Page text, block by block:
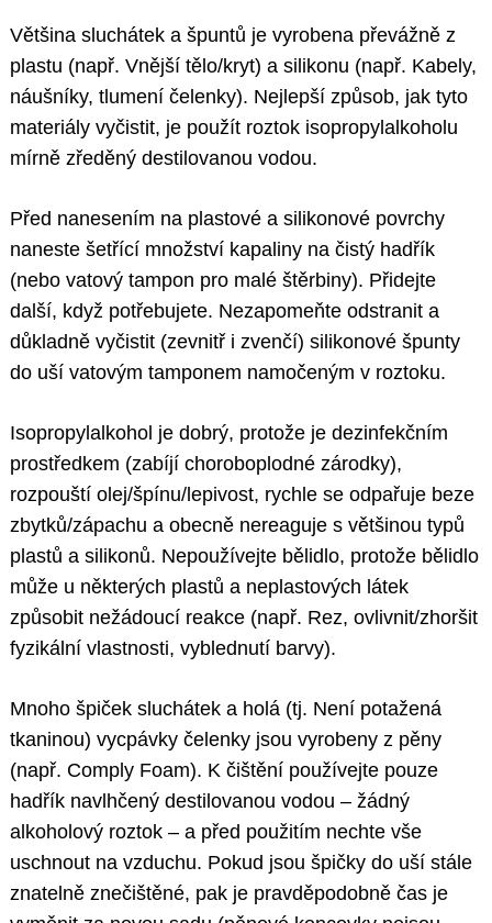
Většina sluchátek a špuntů je vyrobena převážně z
plastu (např. Vnější tělo/kryt) a silikonu (např. Kabely,
náušníky, tlumení čelenky). Nejlepší způsob, jak tyto
materiály vyčistit, je použít roztok isopropylalkoholu
mírně zředěný destilovanou vodou.
Před nanesením na plastové a silikonové povrchy
naneste šetřící množství kapaliny na čistý hadřík
(nebo vatový tampon pro malé štěrbiny). Přidejte
další, když potřebujete. Nezapomeňte odstranit a
důkladně vyčistit (zevnitř i zvenčí) silikonové špunty
do uší vatovým tamponem namočeným v roztoku.
Isopropylalkohol je dobrý, protože je dezinfekčním
prostředkem (zabíjí choroboplodné zárodky),
rozpouští olej/špínu/lepivost, rychle se odpařuje beze
zbytků/zápachu a obecně nereaguje s většinou typů
plastů a silikonů. Nepoužívejte bělidlo, protože bělidlo
může u některých plastů a neplastových látek
způsobit nežádoucí reakce (např. Rez, ovlivnit/zhoršit
fyzikální vlastnosti, vyblednutí barvy).
Mnoho špiček sluchátek a holá (tj. Není potažená
tkaninou) vycpávky čelenky jsou vyrobeny z pěny
(např. Comply Foam). K čištění používejte pouze
hadřík navlhčený destilovanou vodou – žádný
alkoholový roztok – a před použitím nechte vše
uschnout na vzduchu. Pokud jsou špičky do uší stále
znatelně znečištěné, pak je pravděpodobně čas je